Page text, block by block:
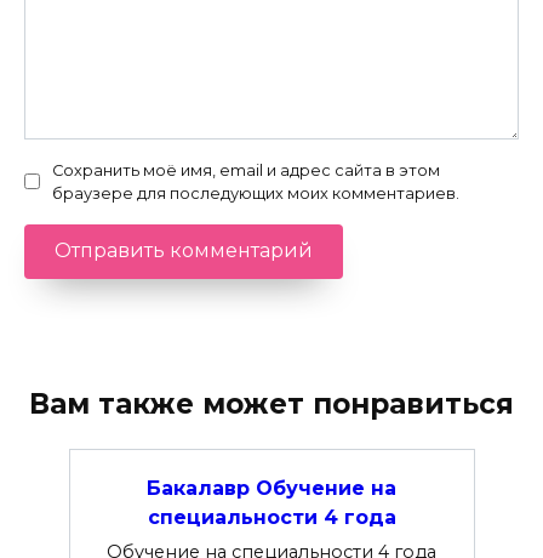
Сохранить моё имя, email и адрес сайта в этом
браузере для последующих моих комментариев.
Вам также может понравиться
Бакалавр Обучение на
специальности 4 года
Обучение на специальности 4 года